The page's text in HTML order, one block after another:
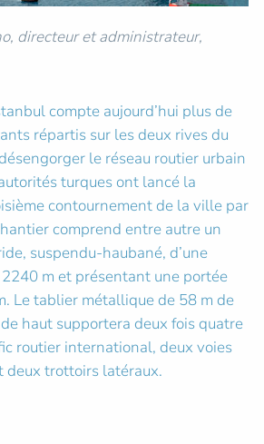
directeur et administrateur,
compte aujourd’hui plus de
répartis sur les deux rives du
le réseau routier urbain
turques ont lancé la
contournement de la ville par
comprend entre autre un
suspendu-haubané, d’une
m et présentant une portée
Le tablier métallique de 58 m de
haut supportera deux fois quatre
routier international, deux voies
deux trottoirs latéraux.